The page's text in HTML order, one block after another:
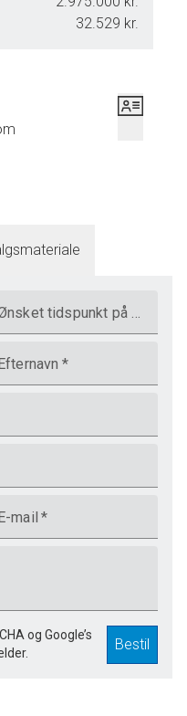
her for at se linket</a>
32.529 kr.
Ønsket tidspunkt på dagen
*
mail *
og Google’s
Bestil